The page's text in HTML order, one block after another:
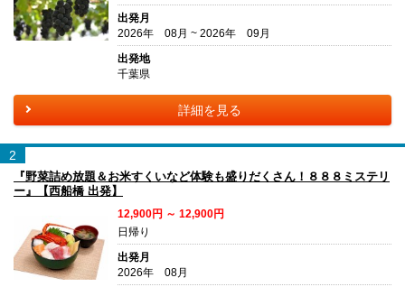
出発月
2026年 08月 ~ 2026年 09月
出発地
千葉県
詳細を見る
2
『野菜詰め放題＆お米すくいなど体験も盛りだくさん！８８８ミステリ
ー』【西船橋 出発】
12,900円 ～ 12,900円
日帰り
出発月
2026年 08月